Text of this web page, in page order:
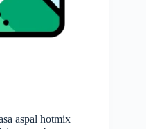
aspal hotmix